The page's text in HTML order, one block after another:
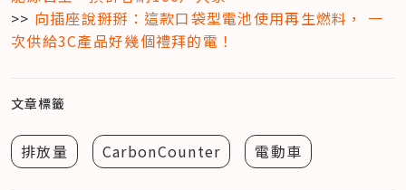
>> 向插座說掰掰：這款口袋型電池使用再生燃料， 一
次供給3C產品好幾個禮拜的電！
文章標籤
排放量 CarbonCounter 電動車